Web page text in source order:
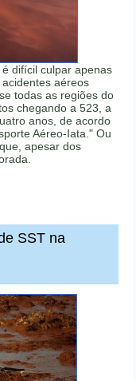
difícil culpar apenas
aéreos
todas as regiões do
chegando a 523, a
anos, de acordo
Aéreo-Iata." Ou
apesar dos
SST na